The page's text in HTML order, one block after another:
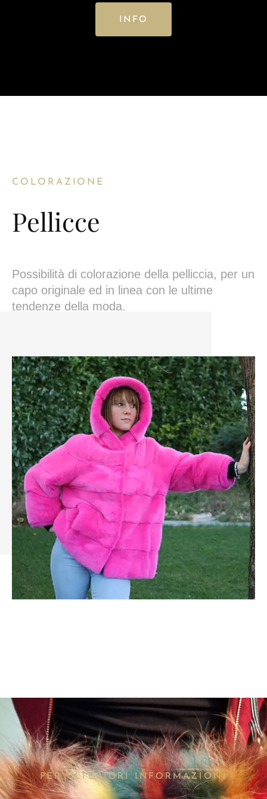
INFO
COLORAZIONE
Pellicce
Possibilità di colorazione della pelliccia, per un
capo originale ed in linea con le ultime
tendenze della moda.
PER ULTERIORI INFORMAZIONI